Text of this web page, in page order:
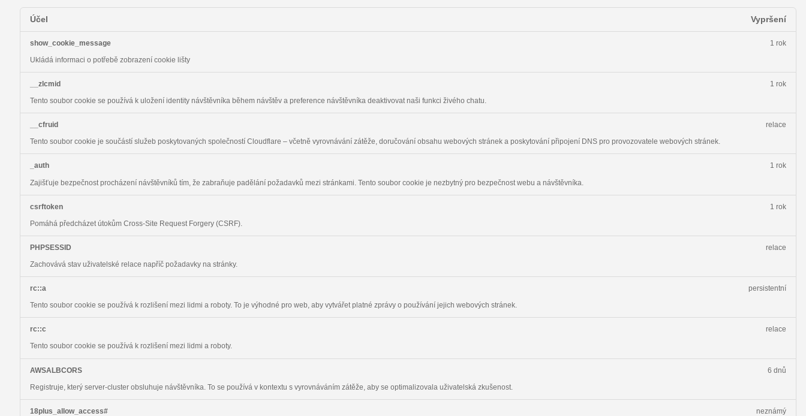
Účel Vypršení
show_cookie_message
Ukládá informaci o potřebě zobrazení cookie lišty
1 rok
__zlcmid
Tento soubor cookie se používá k uložení identity návštěvníka během návštěv a preference návštěvníka deaktivovat naši funkci živého chatu.
1 rok
__cfruid
Tento soubor cookie je součástí služeb poskytovaných společností Cloudflare – včetně vyrovnávání zátěže, doručování obsahu webových stránek a poskytování připojení DNS pro provozovatele webových stránek.
relace
_auth
Zajišťuje bezpečnost procházení návštěvníků tím, že zabraňuje padělání požadavků mezi stránkami. Tento soubor cookie je nezbytný pro bezpečnost webu a návštěvníka.
1 rok
csrftoken
Pomáhá předcházet útokům Cross-Site Request Forgery (CSRF).
1 rok
PHPSESSID
Zachovává stav uživatelské relace napříč požadavky na stránky.
relace
rc::a
Tento soubor cookie se používá k rozlišení mezi lidmi a roboty. To je výhodné pro web, aby vytvářet platné zprávy o používání jejich webových stránek.
persistentní
rc::c
Tento soubor cookie se používá k rozlišení mezi lidmi a roboty.
relace
AWSALBCORS
Registruje, který server-cluster obsluhuje návštěvníka. To se používá v kontextu s vyrovnáváním zátěže, aby se optimalizovala uživatelská zkušenost.
6 dnů
18plus_allow_access# neznámý